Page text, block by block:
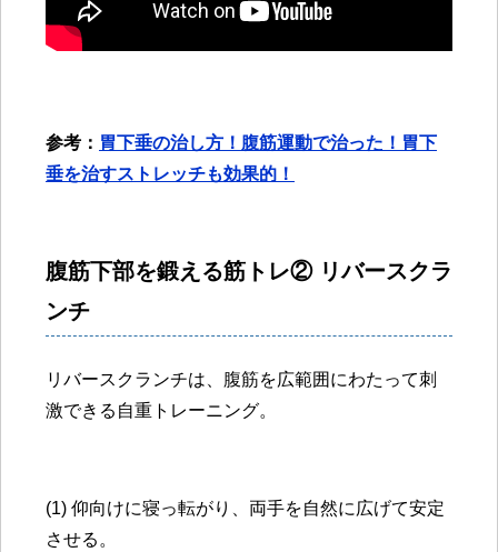
参考： 胃下垂の治し方！腹筋運動で治った！胃下
垂を治すストレッチも効果的！
腹筋下部を鍛える筋トレ② リバースクラ
ンチ
リバースクランチは、腹筋を広範囲にわたって刺
激できる自重トレーニング。
(1) 仰向けに寝っ転がり、両手を自然に広げて安定
させる。